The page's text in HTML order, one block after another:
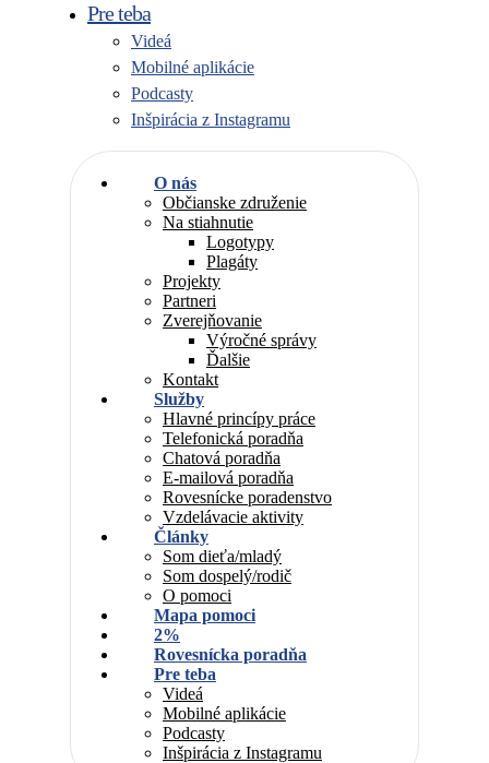
Pre teba
Videá
Mobilné aplikácie
Podcasty
Inšpirácia z Instagramu
O nás
Občianske združenie
Na stiahnutie
Logotypy
Plagáty
Projekty
Partneri
Zverejňovanie
Výročné správy
Ďalšie
Kontakt
Služby
Hlavné princípy práce
Telefonická poradňa
Chatová poradňa
E-mailová poradňa
Rovesnícke poradenstvo
Vzdelávacie aktivity
Články
Som dieťa/mladý
Som dospelý/rodič
O pomoci
Mapa pomoci
2%
Rovesnícka poradňa
Pre teba
Videá
Mobilné aplikácie
Podcasty
Inšpirácia z Instagramu